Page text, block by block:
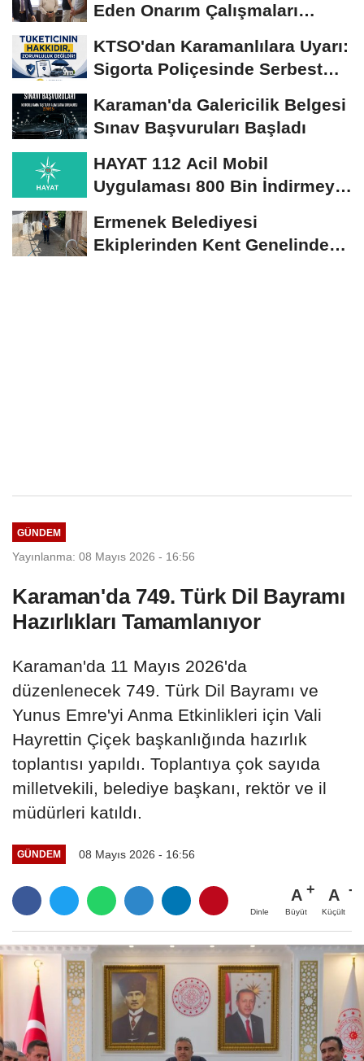
Eden Onarım Çalışmaları
KTSO'dan Karamanlılara Uyarı:
Sigorta Poliçesinde Serbest
Karaman'da Galericilik Belgesi
Sınav Başvuruları Başladı
HAYAT 112 Acil Mobil
Uygulaması 800 Bin İndirmeyi
Ermenek Belediyesi
Ekiplerinden Kent Genelinde
GÜNDEM
Yayınlanma: 08 Mayıs 2026 - 16:56
Karaman'da 749. Türk Dil Bayramı
Hazırlıkları Tamamlanıyor
Karaman'da 11 Mayıs 2026'da
düzenlenecek 749. Türk Dil Bayramı ve
Yunus Emre'yi Anma Etkinlikleri için Vali
Hayrettin Çiçek başkanlığında hazırlık
toplantısı yapıldı. Toplantıya çok sayıda
milletvekili, belediye başkanı, rektör ve il
müdürleri katıldı.
GÜNDEM 08 Mayıs 2026 - 16:56
Dinle
A
Büyüt
A
Küçült